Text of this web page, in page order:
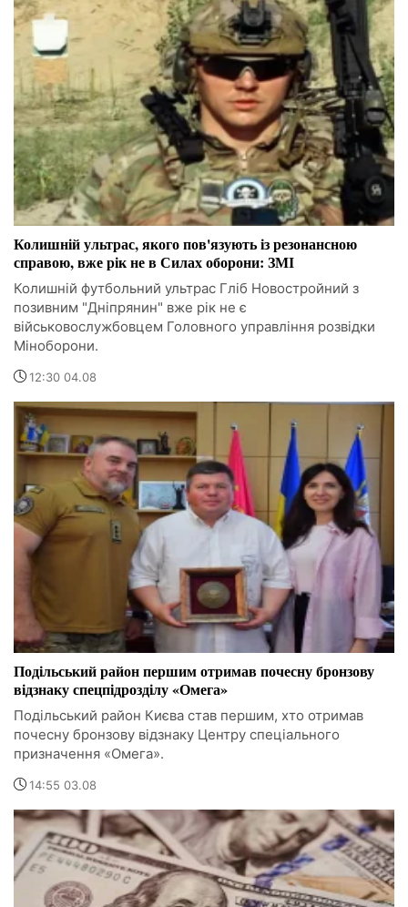
Колишній ультрас, якого пов'язують із резонансною
справою, вже рік не в Силах оборони: ЗМІ
Колишній футбольний ультрас Гліб Новостройний з
позивним "Дніпрянин" вже рік не є
військовослужбовцем Головного управління розвідки
Міноборони.
12:30 04.08
Подільський район першим отримав почесну бронзову
відзнаку спецпідрозділу «Омега»
Подільський район Києва став першим, хто отримав
почесну бронзову відзнаку Центру спеціального
призначення «Омега».
14:55 03.08